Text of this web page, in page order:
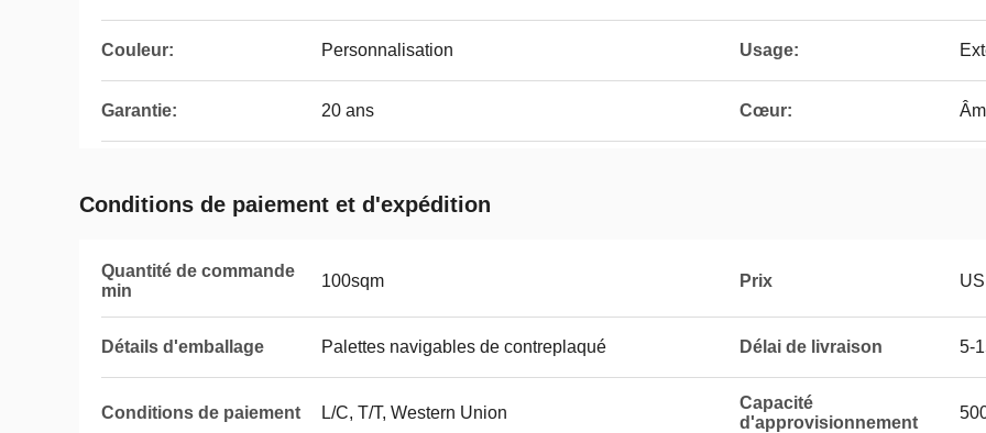
Couleur: Personnalisation Usage:
Garantie: 20 ans Cœur:
Conditions de paiement et d'expédition
Quantité de commande
min
100sqm Prix
Détails d'emballage Palettes navigables de contreplaqué Délai de livraison 5-
Conditions de paiement L/C, T/T, Western Union
Capacité
d'approvisionnement